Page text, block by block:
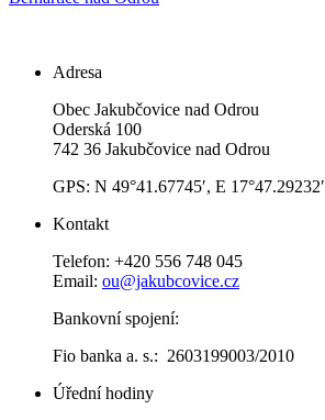
Adresa
Obec Jakubčovice nad Odrou
Oderská 100
742 36 Jakubčovice nad Odrou
GPS: N 49°41.67745′, E 17°47.29232′
Kontakt
Telefon: +420 556 748 045
Email: ou@jakubcovice.cz
Bankovní spojení:
Fio banka a. s.: 2603199003/2010
Úřední hodiny